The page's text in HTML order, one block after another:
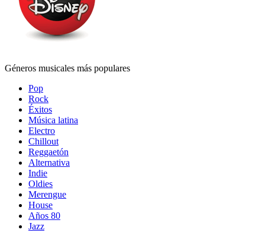
Géneros musicales más populares
Pop
Rock
Éxitos
Música latina
Electro
Chillout
Reggaetón
Alternativa
Indie
Oldies
Merengue
House
Años 80
Jazz